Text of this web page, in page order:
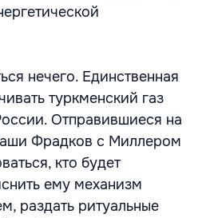
нечего. Единственная
туркменский газ
Отправившиеся на
Фрадков с Миллером
кто будет
ему механизм
раздать ритуальные